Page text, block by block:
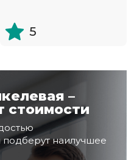
5
–
стоимости
подберут наилучшее